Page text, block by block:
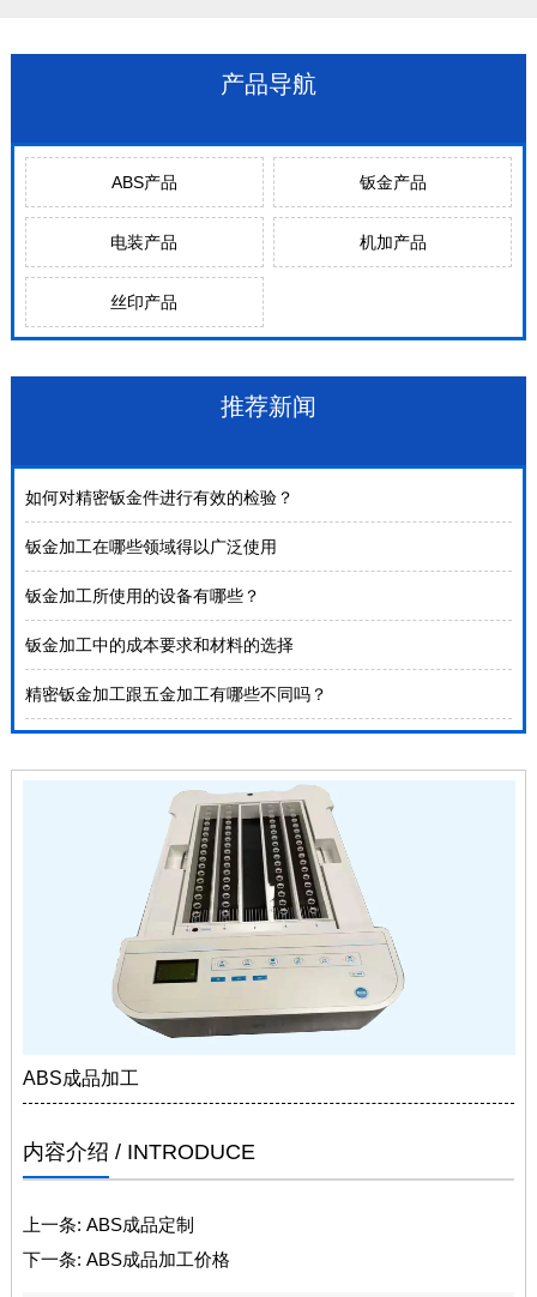
产品导航
ABS产品 钣金产品
电装产品 机加产品
丝印产品
推荐新闻
如何对精密钣金件进行有效的检验？
钣金加工在哪些领域得以广泛使用
钣金加工所使用的设备有哪些？
钣金加工中的成本要求和材料的选择
精密钣金加工跟五金加工有哪些不同吗？
ABS成品加工
内容介绍 / INTRODUCE
上一条: ABS成品定制
下一条: ABS成品加工价格